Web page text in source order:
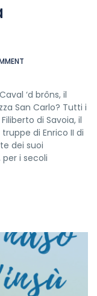
‘d brôns, il
San Carlo? Tutti i
di Savoia, il
di Enrico II di
dei suoi
i secoli